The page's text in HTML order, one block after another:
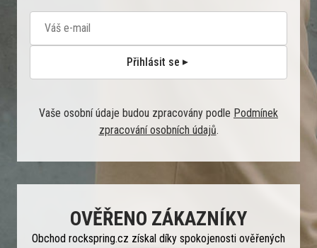
Přihlásit se
Vaše osobní údaje budou zpracovány podle Podmínek
zpracování osobních údajů.
OVĚŘENO ZÁKAZNÍKY
Obchod rockspring.cz získal díky spokojenosti ověřených